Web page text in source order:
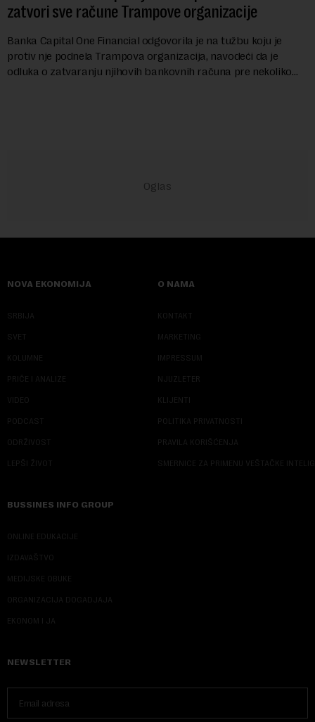
zatvori sve račune Trampove organizacije
Banka Capital One Financial odgovorila je na tužbu koju je
protiv nje podnela Trampova organizacija, navodeći da je
odluka o zatvaranju njihovih bankovnih računa pre nekoliko
NOVA EKONOMIJA
SRBIJA
SVET
KOLUMNE
PRIČE I ANALIZE
VIDEO
PODCAST
ODRŽIVOST
LEPŠI ŽIVOT
O NAMA
KONTAKT
MARKETING
IMPRESSUM
NJUZLETER
KLIJENTI
POLITIKA PRIVATNOSTI
PRAVILA KORIŠĆENJA
SMERNICE ZA PRIMENU VEŠTAČKE
BUSSINES INFO GROUP
ONLINE EDUKACIJE
IZDAVAŠTVO
MEDIJSKE OBUKE
ORGANIZACIJA DOGADJAJA
EKONOM I JA
NEWSLETTER